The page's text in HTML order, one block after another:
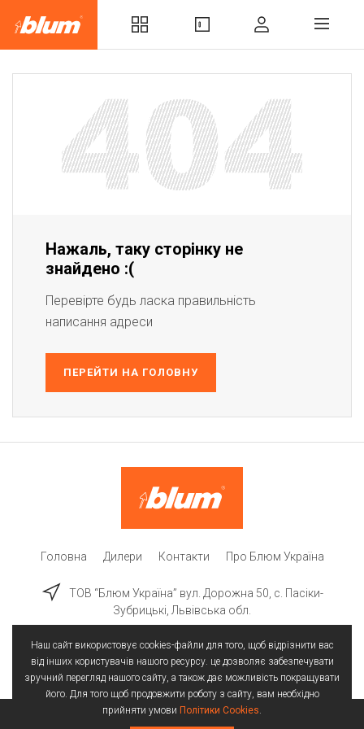
Нажаль, таку сторінку не
знайдено :(
Перевірте будь ласка правильність
написання адреси
ПЕРЕЙТИ НА ГОЛОВНУ
Головна Дилери Контакти Про Блюм Україна
ТОВ “Блюм Україна” вул. Дорожна 50, c. Пасіки-
Зубрицькі, Львівська обл.
Наш сайт використовує cookies-файли для того, щоб відрізнити вас
від інших користувачів нашого ресурсу. це дозволяє забезпечувати
зручний перегляд нашого сайту, а також дає можливість покращувати
його. Для того щоб продовжити роботу з сайту, вам необхідно
прийняти умови Політики Cookies.